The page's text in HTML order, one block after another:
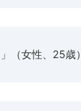
（女性、25歳）